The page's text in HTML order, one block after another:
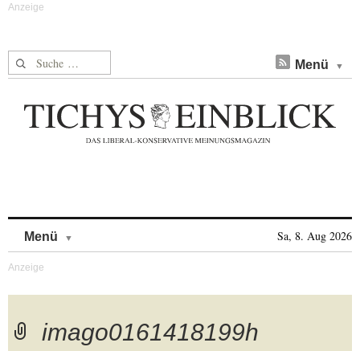
Suche nach: Menü
Menü Sa, 8. Aug 2026
imago0161418199h